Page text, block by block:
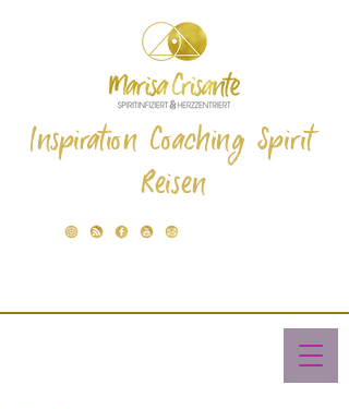
Inspiration Coaching Spirit
Reisen